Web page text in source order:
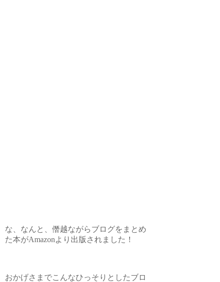
な、なんと、僭越ながらブログをまとめ
た本がAmazonより出版されました！
おかげさまでこんなひっそりとしたブロ